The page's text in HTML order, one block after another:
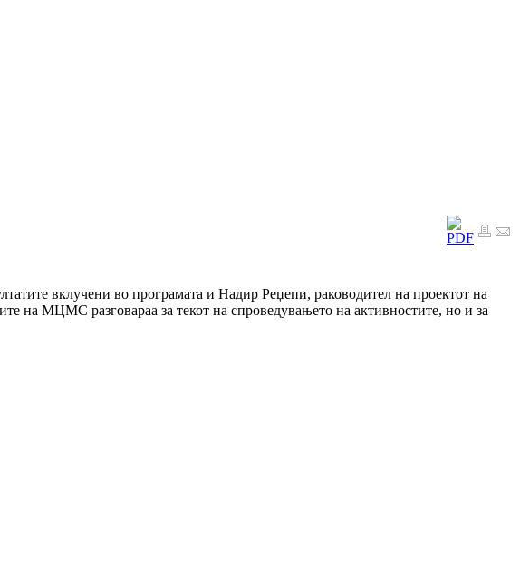
вклучени во програмата и Надир Реџепи, раководител на проектот на
на МЦМС разговараа за текот на спроведувањето на активностите, но и за